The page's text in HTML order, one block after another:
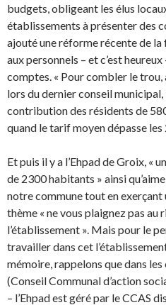
budgets, obligeant les élus
établissements à présenter des
ajouté une réforme récente de
aux personnels – et c’est
comptes. « Pour combler le
lors du dernier conseil
contribution des résidents de
quand le tarif moyen dépasse les
Et puis il y a l’Ehpad de Groix, «
de 2300 habitants » ainsi
notre commune tout en exerçant
thème « ne vous plaignez pas
l’établissement ». Mais pour le
travailler dans cet
mémoire, rappelons que dans
(Conseil Communal d’action
– l’Ehpad est géré par le CCAS